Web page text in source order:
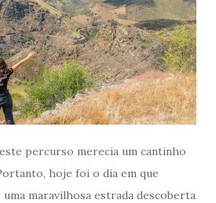
percurso merecia um cantinho
hoje foi o dia em que
maravilhosa estrada descoberta